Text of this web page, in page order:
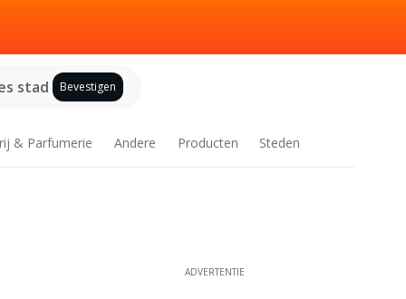
stad Bevestigen
& Parfumerie Andere Producten Steden
ADVERTENTIE